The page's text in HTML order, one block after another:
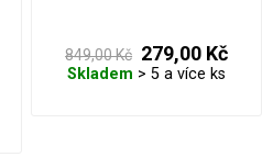
849,00 Kč 279,00 Kč
Skladem > 5 a více ks